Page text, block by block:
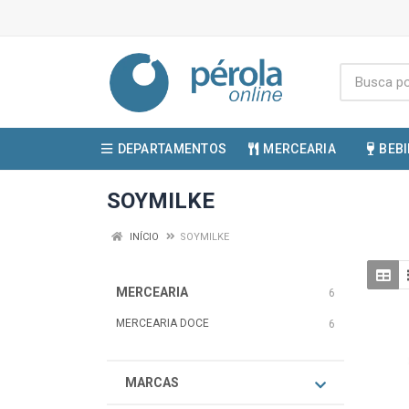
DEPARTAMENTOS MERCEARIA
SOYMILKE
INÍCIO SOYMILKE
MERCEARIA 6
MERCEARIA DOCE 6
MARCAS